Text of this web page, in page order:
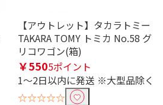
【アウトレット】タカラトミー
TAKARA TOMY トミカ No.58 グ
リコワゴン(箱)
￥5505ポイント
1～2日以内に発送 ※大型品除く
☆☆☆☆☆